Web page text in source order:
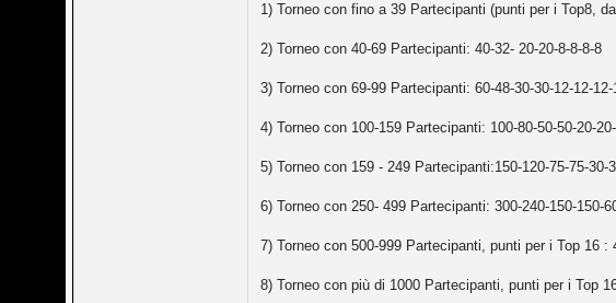
1) Torneo con fino a 39 Partecipanti (punti per i Top8,
2) Torneo con 40-69 Partecipanti: 40-32- 20-20-8-8-8-8
3) Torneo con 69-99 Partecipanti: 60-48-30-30-12-12-12-
4) Torneo con 100-159 Partecipanti: 100-80-50-50-20-
5) Torneo con 159 - 249 Partecipanti:150-120-75-75-30-
6) Torneo con 250- 499 Partecipanti: 300-240-150-150-
7) Torneo con 500-999 Partecipanti, punti per i Top 16 :
8) Torneo con più di 1000 Partecipanti, punti per i Top